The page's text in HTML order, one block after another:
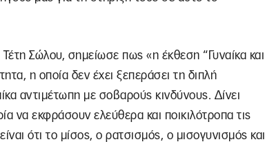
Σώλου, σημείωσε πως «η έκθεση “Γυναίκα και
η οποία δεν έχει ξεπεράσει τη διπλή
αντιμέτωπη με σοβαρούς κινδύνους. Δίνει
να εκφράσουν ελεύθερα και ποικιλότροπα τις
ότι το μίσος, ο ρατσισμός, ο μισογυνισμός και